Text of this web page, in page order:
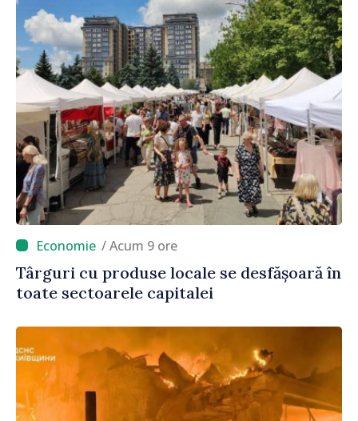
/ Acum 9 ore
Târguri cu produse locale se desfășoară în
toate sectoarele capitalei